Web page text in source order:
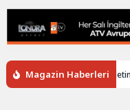
Magazin Haberleri
Gençlere Tren Biletinde